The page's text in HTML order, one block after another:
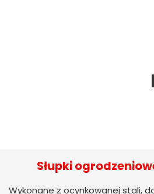
Słupki
Wykonane z ocynkowanej stali,